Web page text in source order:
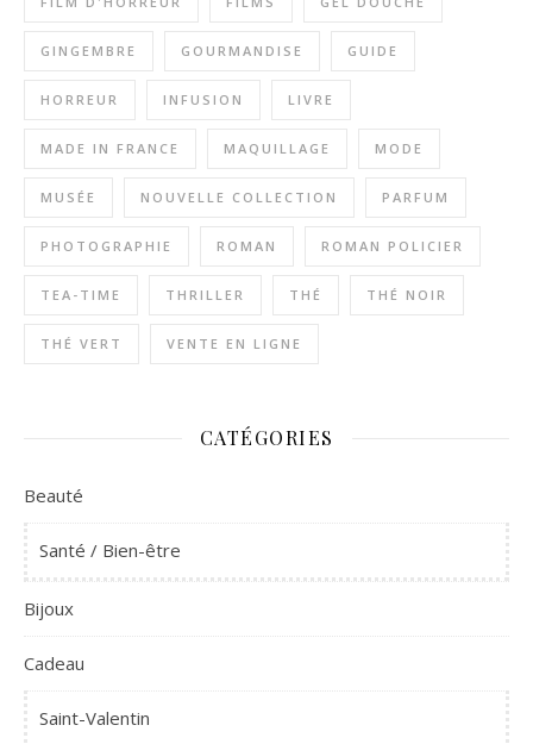
GINGEMBRE GOURMANDISE GUIDE
HORREUR INFUSION LIVRE
MADE IN FRANCE MAQUILLAGE MODE
MUSÉE NOUVELLE COLLECTION PARFUM
PHOTOGRAPHIE ROMAN ROMAN POLICIER
TEA-TIME THRILLER THÉ THÉ NOIR
THÉ VERT VENTE EN LIGNE
CATÉGORIES
Beauté
Santé / Bien-être
Bijoux
Cadeau
Saint-Valentin